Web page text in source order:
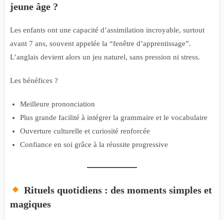
jeune âge ?
Les enfants ont une capacité d’assimilation incroyable, surtout
avant 7 ans, souvent appelée la “fenêtre d’apprentissage”.
L’anglais devient alors un jeu naturel, sans pression ni stress.
Les bénéfices ?
Meilleure prononciation
Plus grande facilité à intégrer la grammaire et le vocabulaire
Ouverture culturelle et curiosité renforcée
Confiance en soi grâce à la réussite progressive
Rituels quotidiens : des moments simples et
magiques